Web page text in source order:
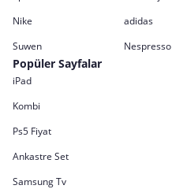
Nike
adidas
Suwen
Nespresso
Popüler Sayfalar
iPad
Kombi
Ps5 Fiyat
Ankastre Set
Samsung Tv